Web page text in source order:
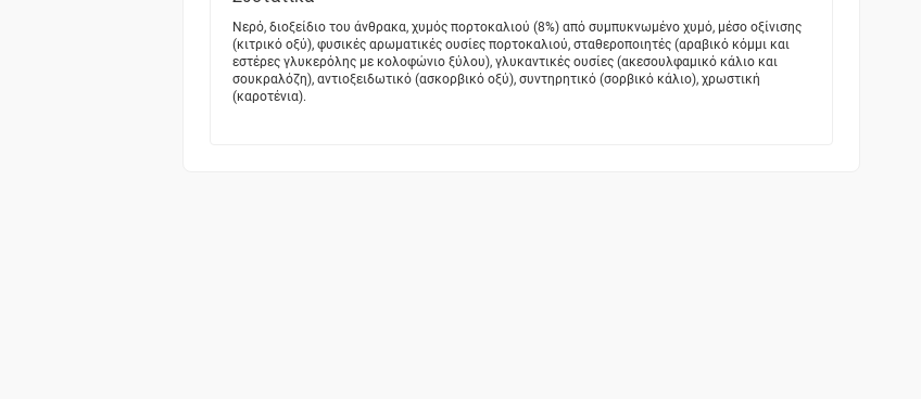
Νερό, διοξείδιο του άνθρακα, χυμός πορτοκαλιού (8%) από συμπυκνωμένο χυμό, μέσο οξίνισης
(κιτρικό οξύ), φυσικές αρωματικές ουσίες πορτοκαλιού, σταθεροποιητές (αραβικό κόμμι και
εστέρες γλυκερόλης με κολοφώνιο ξύλου), γλυκαντικές ουσίες (ακεσουλφαμικό κάλιο και
σουκραλόζη), αντιοξειδωτικό (ασκορβικό οξύ), συντηρητικό (σορβικό κάλιο), χρωστική
(καροτένια).